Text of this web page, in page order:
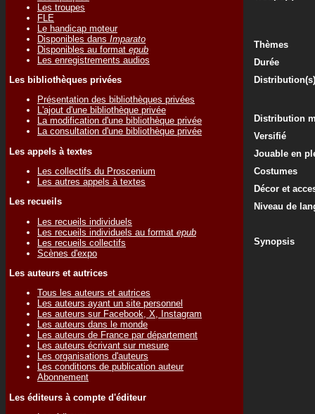
Les troupes
FLE
Le handicap moteur
Disponibles dans Imparato
Disponibles au format epub
Les enregistrements audios
Les bibliothèques privées
Présentation des bibliothèques privées
L'ajout d'une bibliothèque privée
La modification d'une bibliothèque privée
La consultation d'une bibliothèque privée
Les appels à textes
Les collectifs du Proscenium
Les autres appels à textes
Les recueils
Les recueils individuels
Les recueils individuels au format epub
Les recueils collectifs
Scènes d'expo
Les auteurs et autrices
Tous les auteurs et autrices
Les auteurs ayant un site personnel
Les auteurs sur Facebook, X, Instagram
Les auteurs dans le monde
Les auteurs de France par département
Les auteurs écrivant sur mesure
Les organisations d'auteurs
Les conditions de publication auteur
Abonnement
Les éditeurs à compte d'éditeur
Thèmes
Durée
Distribution(s)
Distribution
Versifié
Jouable en
Costumes
Décor et
Niveau de
Synopsis